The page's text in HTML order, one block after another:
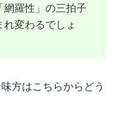
羅性」の三拍子
れ変わるでしょ
方はこちらからどう